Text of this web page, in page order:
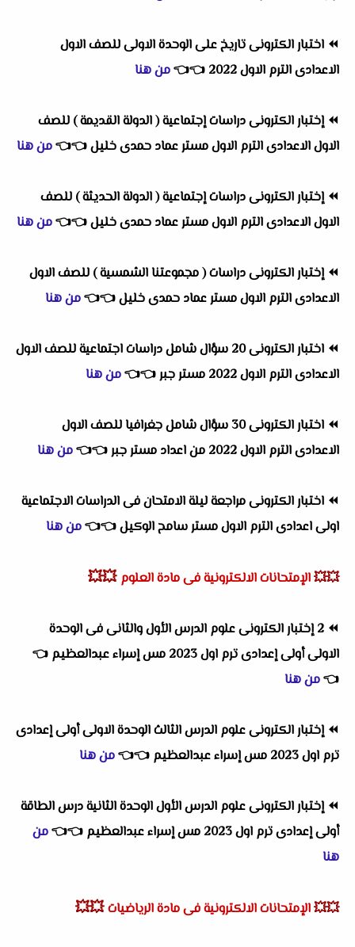
⏪ اختبار الكترونى تاريخ على الوحدة الاولى للصف الاول
الاعدادى الترم الاول 2022
👈
👈من هنا
⏪إختبار الكترونى دراسات إجتماعية ( الدولة القديمة ) للصف
الاول الاعدادى الترم الاول مستر عماد حمدى خليل👈
👈من هنا
⏪إختبار الكترونى دراسات إجتماعية ( الدولة الحديثة ) للصف
الاول الاعدادى الترم الاول مستر عماد حمدى خليل👈
👈من هنا
⏪إختبار الكترونى دراسات ( مجموعتنا الشمسية ) للصف الاول
الاعدادى الترم الاول مستر عماد حمدى خليل👈
👈من هنا
⏪
اختبار الكترونى 20 سؤال شامل دراسات اجتماعية للصف الاول
الاعدادى الترم الاول 2022 مستر جبر
👈
👈من هنا
⏪
اختبار الكترونى 30 سؤال شامل جغرافيا للصف الاول
الاعدادى الترم الاول 2022 من اعداد مستر جبر
👈
👈من هنا
⏪ اختبار الكترونى مراجعة ليلة الامتحان فى الدراسات الاجتماعية
اولى اعدادى الترم الاول مستر سامح الوكيل👈
👈من هنا
💥💥الإمتحانات الالكترونية فى مادة العلوم 💥💥
⏪
2 إختبار الكترونى علوم الدرس الأول والثانى فى الوحدة
الاولى أولى إعدادى ترم اول 2023 مس إسراء عبدالعظيم
👈
👈من هنا
⏪إختبار الكترونى علوم الدرس الثالث الوحدة الاولى أولى إعدادى
ترم اول 2023 مس إسراء عبدالعظيم
👈
👈من هنا
⏪إختبار الكترونى علوم الدرس الأول الوحدة الثانية درس الطاقة
أولى إعدادى ترم اول 2023 مس إسراء عبدالعظيم
👈
👈من
هنا
💥💥الإمتحانات الالكترونية فى مادة الرياضيات 💥💥